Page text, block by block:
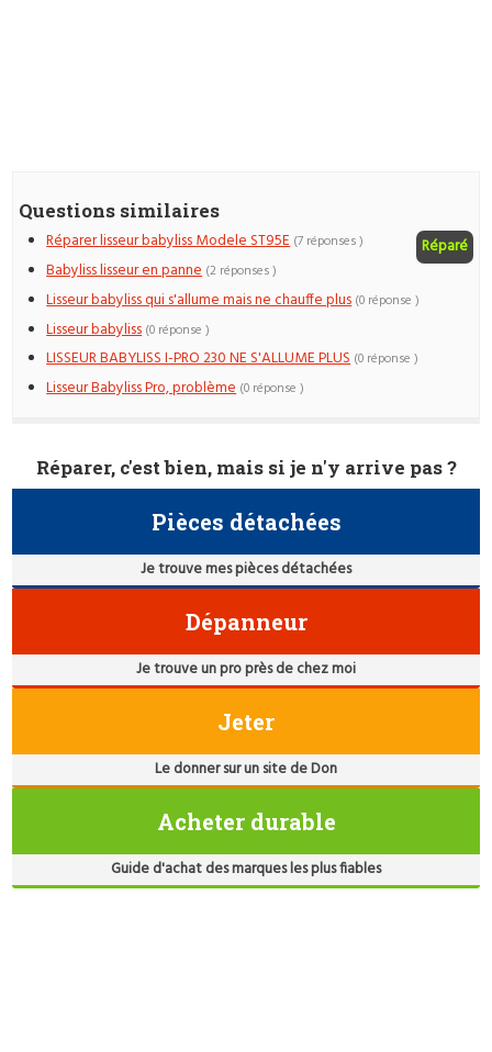
Questions similaires
Réparer lisseur babyliss Modele ST95E Réparé
(7 réponses )
Babyliss lisseur en panne (2 réponses )
Lisseur babyliss qui s'allume mais ne chauffe plus (0 réponse )
Lisseur babyliss (0 réponse )
LISSEUR BABYLISS I-PRO 230 NE S'ALLUME PLUS (0 réponse )
Lisseur Babyliss Pro, problème (0 réponse )
Réparer, c'est bien, mais si je n'y arrive pas ?
Pièces détachées
Je trouve mes pièces détachées
Dépanneur
Je trouve un pro près de chez moi
Jeter
Le donner sur un site de Don
Acheter durable
Guide d'achat des marques les plus fiables